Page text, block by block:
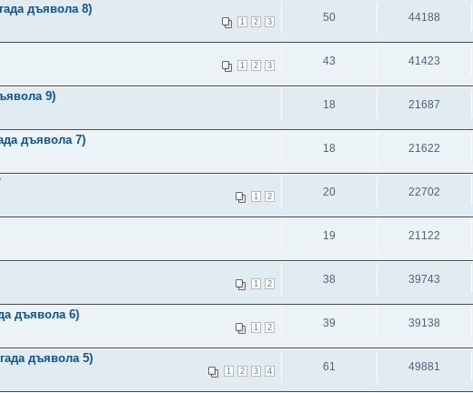
дъявола 8)
1 2 3 50 44188
1 2 3 43 41423
9)
18 21687
дъявола 7)
18 21622
1 2 20 22702
19 21122
1 2 38 39743
дъявола 6)
1 2 39 39138
дъявола 5)
1 2 3 4 61 49881